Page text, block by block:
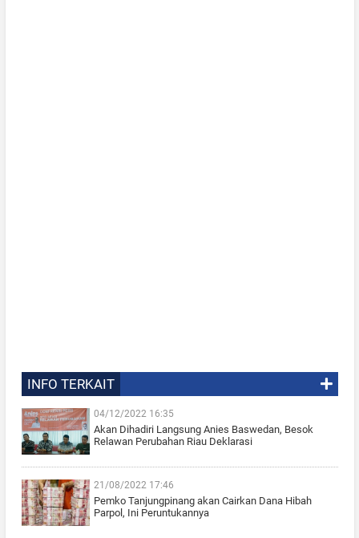
INFO TERKAIT
04/12/2022 16:35
Akan Dihadiri Langsung Anies Baswedan, Besok
Relawan Perubahan Riau Deklarasi
21/08/2022 17:46
Pemko Tanjungpinang akan Cairkan Dana Hibah
Parpol, Ini Peruntukannya